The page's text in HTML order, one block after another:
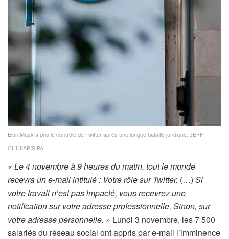
Elon Musk a pris le contrôle de Twitter après une longue bataille juridique. JEFF
CHIU/AP/SIPA
« Le 4 novembre à 9 heures du matin, tout le monde
recevra un e-mail intitulé : Votre rôle sur Twitter. (…) Si
votre travail n’est pas impacté, vous recevrez une
notification sur votre adresse professionnelle. Sinon, sur
votre adresse personnelle. » Lundi 3 novembre, les 7 500
salariés du réseau social ont appris par e-mail l’imminence